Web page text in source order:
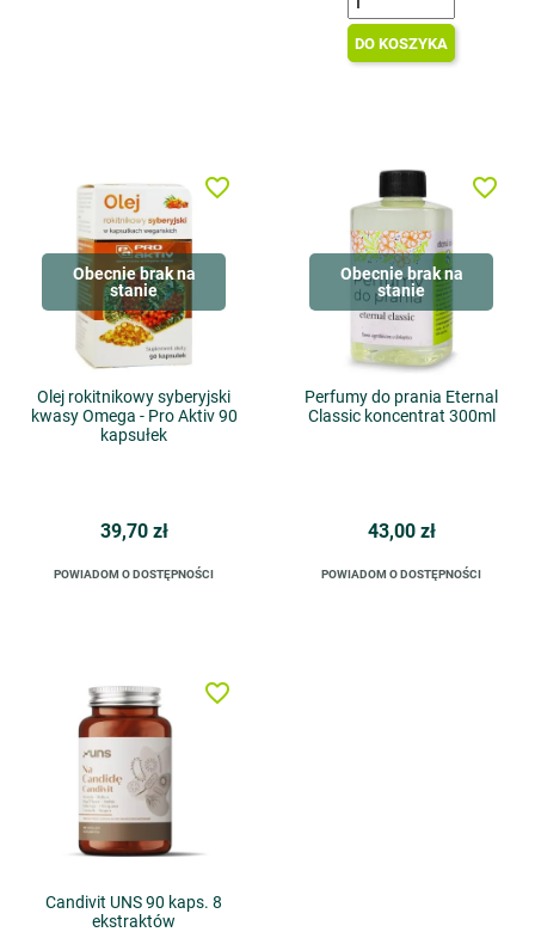
DO KOSZYKA
Obecnie brak na
stanie
Olej rokitnikowy syberyjski
kwasy Omega - Pro Aktiv 90
kapsułek
39,70 zł
POWIADOM O DOSTĘPNOŚCI
favorite_border
Obecnie brak na
stanie
Perfumy do prania Eternal
Classic koncentrat 300ml
43,00 zł
POWIADOM O DOSTĘPNOŚCI
favorite_border
Candivit UNS 90 kaps. 8
ekstraktów
favorite_border